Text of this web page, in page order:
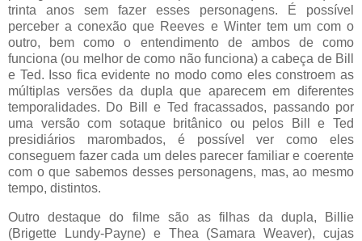
trinta anos sem fazer esses personagens. É possível
perceber a conexão que Reeves e Winter tem um com o
outro, bem como o entendimento de ambos de como
funciona (ou melhor de como não funciona) a cabeça de Bill
e Ted. Isso fica evidente no modo como eles constroem as
múltiplas versões da dupla que aparecem em diferentes
temporalidades. Do Bill e Ted fracassados, passando por
uma versão com sotaque britânico ou pelos Bill e Ted
presidiários marombados, é possível ver como eles
conseguem fazer cada um deles parecer familiar e coerente
com o que sabemos desses personagens, mas, ao mesmo
tempo, distintos.
Outro destaque do filme são as filhas da dupla, Billie
(Brigette Lundy-Payne) e Thea (Samara Weaver), cujas